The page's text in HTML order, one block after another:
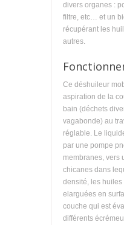
divers organes :
filtre, etc… et un
récupérant les
autres.
Ce déshuileur
aspiration de la
bain (déchets
vagabonde) au
réglable. Le
par une pompe
membranes, vers
chicanes dans
densité, les
elarguées en
couche qui est
différents